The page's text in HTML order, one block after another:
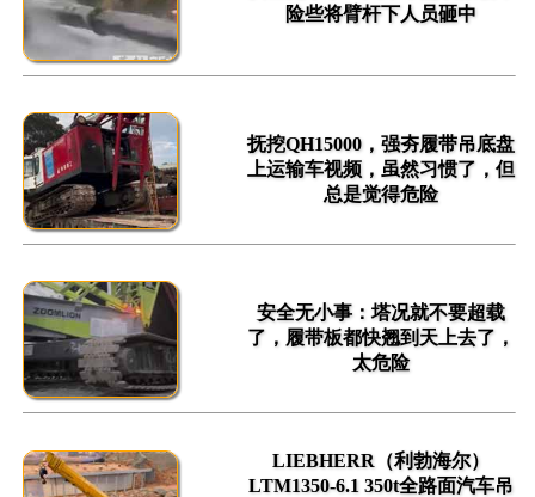
险些将臂杆下人员砸中
抚挖QH15000，强夯履带吊底盘
上运输车视频，虽然习惯了，但
总是觉得危险
安全无小事：塔况就不要超载
了，履带板都快翘到天上去了，
太危险
LIEBHERR（利勃海尔）
LTM1350-6.1 350t全路面汽车吊